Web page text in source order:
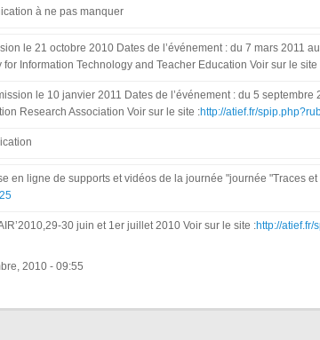
à ne pas manquer
le 21 octobre 2010 Dates de l’événement : du 7 mars 2011
Information Technology and Teacher Education Voir sur le site
le 10 janvier 2011 Dates de l’événement : du 5
Research Association Voir sur le site :http://atief.fr/
en ligne de supports et vidéos de la journée "journée "Traces et
30 juin et 1er juillet 2010 Voir sur le site :http://atief.fr/
2010 - 09:55